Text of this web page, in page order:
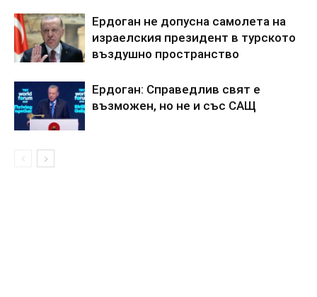
Ердоган не допусна самолета на
израелския президент в турското
въздушно пространство
Ердоган: Справедлив свят е
възможен, но не и със САЩ